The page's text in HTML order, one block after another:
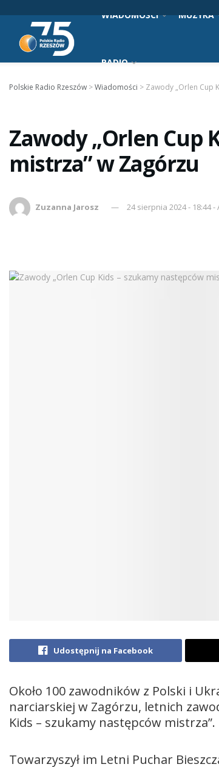
WIADOMOŚCI MUZYKA
RADIO
Polskie Radio Rzeszów >Wiadomości > Zawody „Orlen Cup
Zawody „Orlen Cup
mistrza” w Zagórzu
Zuzanna Jarosz 24 sierpnia 2024 - 18:44
Udostępnij na Facebook
Około 100 zawodników z Polski i
narciarskiej w Zagórzu, letnich
Kids – szukamy następców mistrza”.
Towarzyszył im Letni Puchar